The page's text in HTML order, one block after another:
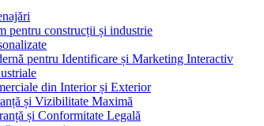
pentru construcții și industrie
pentru Identificare și Marketing Interactiv
din Interior și Exterior
și Vizibilitate Maximă
și Conformitate Legală